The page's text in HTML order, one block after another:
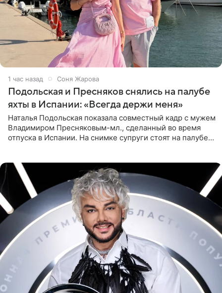
1 час назад Соня Жарова
Подольская и Пресняков снялись на палубе
яхты в Испании: «Всегда держи меня»
Наталья Подольская показала совместный кадр с мужем
Владимиром Пресняковым-мл., сделанный во время
отпуска в Испании. На снимке супруги стоят на палубе